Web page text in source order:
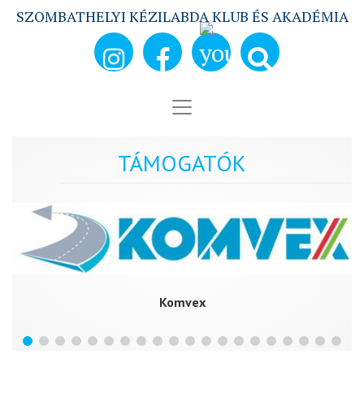
SZOMBATHELYI KÉZILABDA KLUB ÉS AKADÉMIA
TÁMOGATÓK
Komvex